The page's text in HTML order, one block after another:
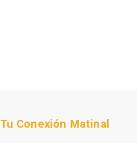
Tu Conexión Matinal